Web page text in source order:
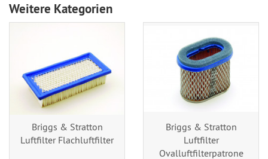
Weitere Kategorien
Briggs & Stratton
Luftfilter Flachluftfilter
Briggs & Stratton
Luftfilter
Ovalluftfilterpatrone